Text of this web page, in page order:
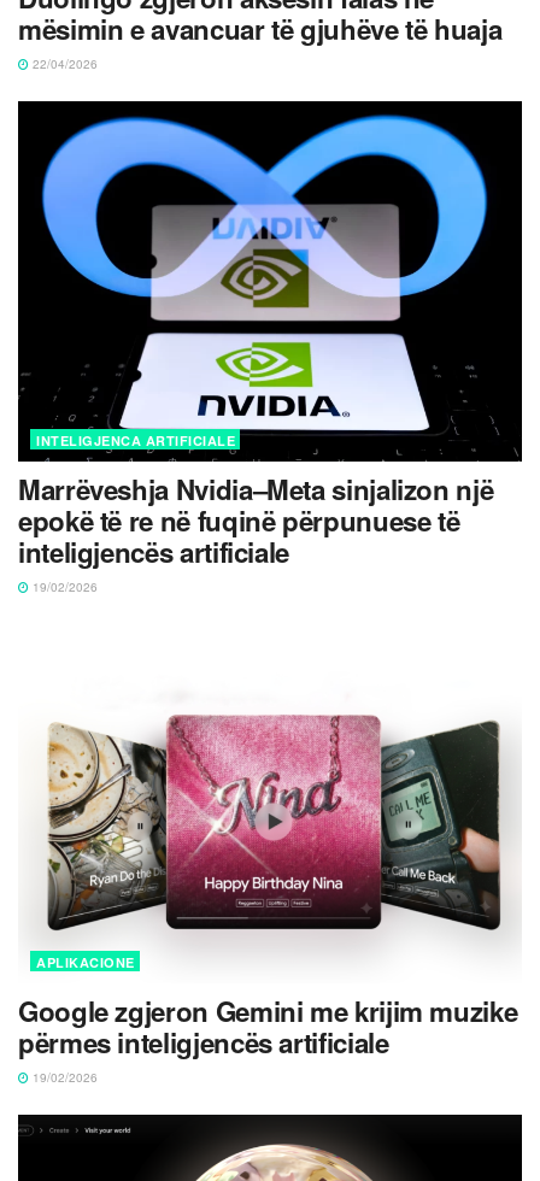
mësimin e avancuar të gjuhëve të huaja
22/04/2026
INTELIGJENCA ARTIFICIALE
Marrëveshja Nvidia–Meta sinjalizon një
epokë të re në fuqinë përpunuese të
inteligjencës artificiale
19/02/2026
APLIKACIONE
Google zgjeron Gemini me krijim muzike
përmes inteligjencës artificiale
19/02/2026